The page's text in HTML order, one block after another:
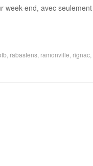
week-end, avec seulement
, rabastens, ramonville rignac,